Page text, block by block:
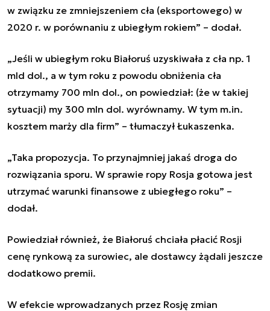
w związku ze zmniejszeniem cła (eksportowego) w
2020 r. w porównaniu z ubiegłym rokiem” – dodał.
„Jeśli w ubiegłym roku Białoruś uzyskiwała z cła np. 1
mld dol., a w tym roku z powodu obniżenia cła
otrzymamy 700 mln dol., on powiedział: (że w takiej
sytuacji) my 300 mln dol. wyrównamy. W tym m.in.
kosztem marży dla firm” – tłumaczył Łukaszenka.
„Taka propozycja. To przynajmniej jakaś droga do
rozwiązania sporu. W sprawie ropy Rosja gotowa jest
utrzymać warunki finansowe z ubiegłego roku” –
dodał.
Powiedział również, że Białoruś chciała płacić Rosji
cenę rynkową za surowiec, ale dostawcy żądali jeszcze
dodatkowo premii.
W efekcie wprowadzanych przez Rosję zmian